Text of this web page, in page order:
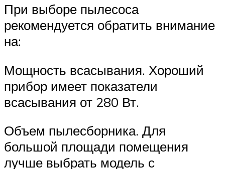
При выборе пылесоса
рекомендуется обратить внимание
на:
Мощность всасывания. Хороший
прибор имеет показатели
всасывания от 280 Вт.
Объем пылесборника. Для
большой площади помещения
лучше выбрать модель с